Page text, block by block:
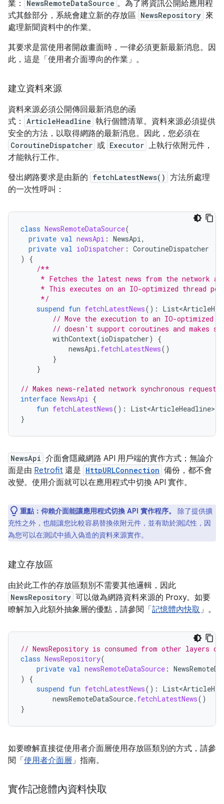
業：
NewsRemoteDataSource 。為了將資訊公開給應用程
式其餘部分，系統會建立新的存放區 NewsRepository 來
處理新聞資料中的作業。
其要求是當使用者開啟畫面時，一律必須更新最新消息。因
此，這是「使用者介面導向的作業」 。
建立資料來源
資料來源必須公開傳回最新消息的函
式：
ArticleHeadline 執行個體清單。資料來源必須提供
安全的方法，以取得網路的最新消息。因此，您必須在
CoroutineDispatcher 或 Executor 上執行依附元件，
才能執行工作。
發出網路要求是由新的 fetchLatestNews() 方法所處理
的一次性呼叫：
class NewsRemoteDataSource(
private val newsApi : NewsApi,
private val ioDispatcher : CoroutineDispatcher
)
{
/**
* Fetches the latest news from the network
* This executes on an IO-optimized thread
     */
suspend fun fetchLatestNews():
// Move the execution to an IO-optimized
// doesn't support coroutines and makes
withContext(ioDispatcher)
{
newsApi . fetchLatestNews()
}
}
// Makes news-related network synchronous requests.
interface NewsApi {
fun fetchLatestNews():
List<ArticleHeadline>
}
NewsApi 介面會隱藏網路 API 用戶端的實作方式；無論介
面是由 Retrofit 還是 HttpURLConnection 備份，都不會
改變。使用介面就可以在應用程式中切換 API 實作。
重點： 仰賴介面能讓應用程式切換 API 實作程序。
除了提供擴
充性之外，也能讓您比較容易替換依附元件，並有助於測試性，因
為您可以在測試中插入偽造的資料來源實作。
建立存放區
由於此工作的存放區類別不需要其他邏輯，因此
NewsRepository 可以做為網路資料來源的 Proxy。如要
瞭解加入此額外抽象層的優點，請參閱「記憶體內快取 」。
// NewsRepository is consumed from other layers
class NewsRepository(
private val newsRemoteDataSource :
)
{
suspend fun fetchLatestNews():
newsRemoteDataSource. fetchLatestNews()
}
如要瞭解直接從使用者介面層使用存放區類別的方式，請參
閱「使用者介面層 」指南。
實作記憶體內資料快取